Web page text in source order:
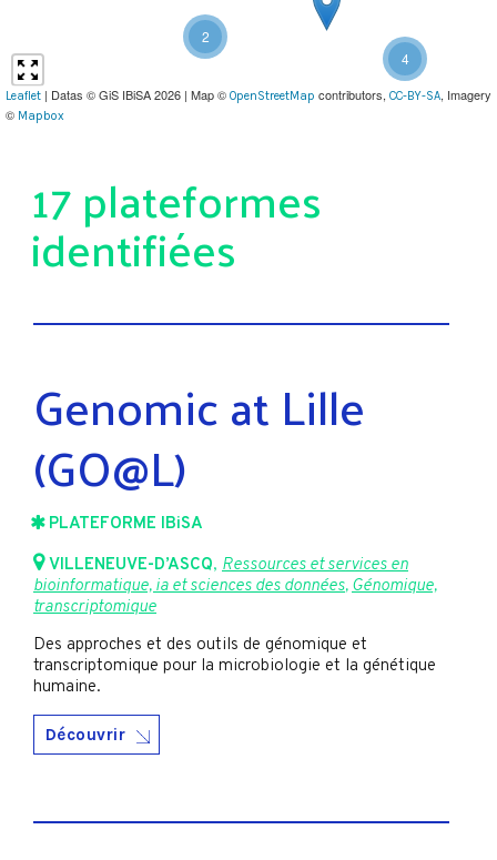
2
4
Leaflet | Datas © GiS IBiSA 2026 | Map © OpenStreetMap contributors, CC-BY-SA, Imagery
© Mapbox
17 plateformes
identifiées
Genomic at Lille
(GO@L)
PLATEFORME IBiSA
VILLENEUVE-D’ASCQ, Ressources et services en
bioinformatique, ia et sciences des données,Génomique,
transcriptomique
Des approches et des outils de génomique et
transcriptomique pour la microbiologie et la génétique
humaine.
Découvrir